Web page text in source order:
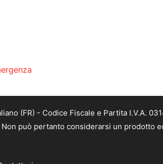
(FR) - Codice Fiscale e Partita I.V.A.
può pertanto considerarsi un prodotto